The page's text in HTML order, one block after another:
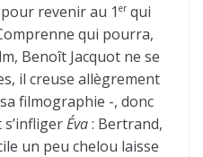
revenir au 1 er qui
qui pourra,
Benoît Jacquot ne se
il creuse allègrement
filmographie -, donc
Éva: Bertrand,
un peu chelou laisse